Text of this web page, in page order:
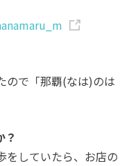
ので「那覇(なは)のは
をしていたら、お店の